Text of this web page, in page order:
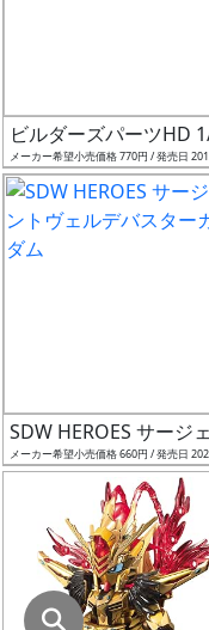
指
定
最
安
ビルダーズパーツHD
メーカー希望小売価格 770円 / 発売日
SDW HEROES サージ
メーカー希望小売価格 660円 / 発売日